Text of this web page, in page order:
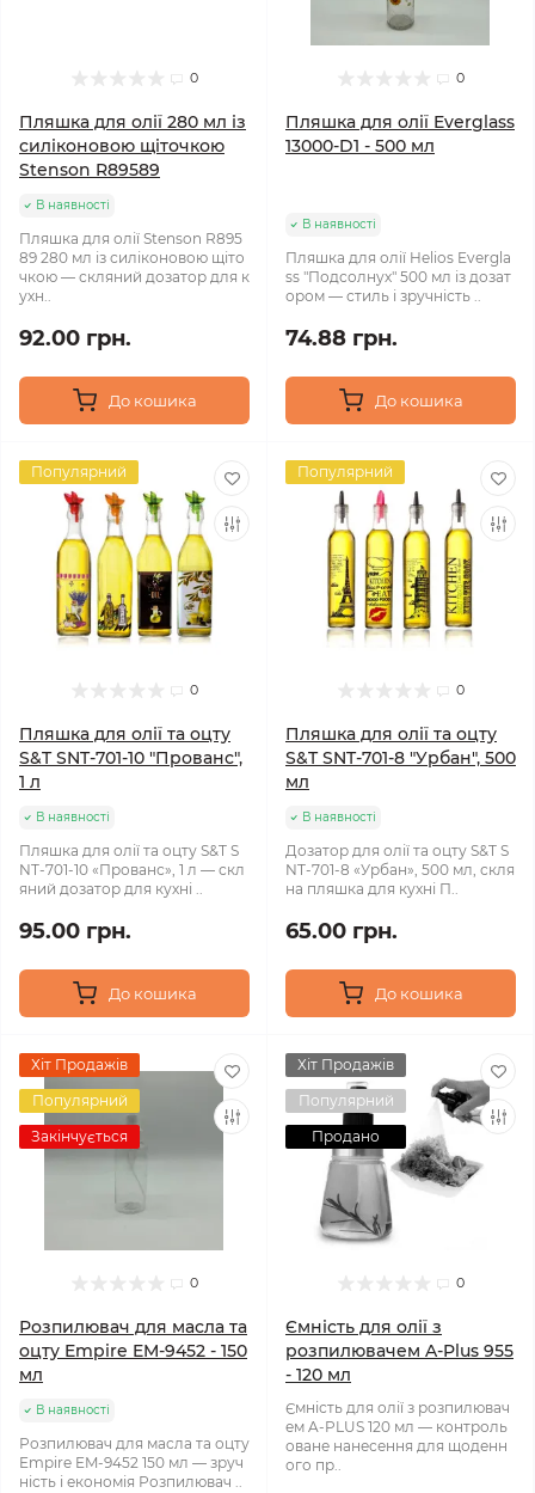
0
Пляшка для олії 280 мл із
силіконовою щіточкою
Stenson R89589
В наявності
Пляшка для олії Stenson R895
89 280 мл із силіконовою щіто
чкою — скляний дозатор для к
ухн..
92.00 грн.
До кошика
0
Пляшка для олії Everglass
13000-D1 - 500 мл
В наявності
Пляшка для олії Helios Evergla
ss "Подсолнух" 500 мл із дозат
ором — стиль і зручність ..
74.88 грн.
До кошика
Популярний
0
Пляшка для олії та оцту
S&T SNT-701-10 "Прованс",
1 л
В наявності
Пляшка для олії та оцту S&T S
NT-701-10 «Прованс», 1 л — скл
яний дозатор для кухні ..
95.00 грн.
До кошика
Популярний
0
Пляшка для олії та оцту
S&T SNT-701-8 "Урбан", 500
мл
В наявності
Дозатор для олії та оцту S&T S
NT-701-8 «Урбан», 500 мл, скля
на пляшка для кухні П..
65.00 грн.
До кошика
Хіт Продажів
Популярний
Закінчується
0
Розпилювач для масла та
оцту Empire EM-9452 - 150
мл
В наявності
Розпилювач для масла та оцту
Empire EM-9452 150 мл — зруч
ність і економія Розпилювач ..
Хіт Продажів
Популярний
Продано
0
Ємність для олії з
розпилювачем A-Plus 955
- 120 мл
Ємність для олії з розпилювач
ем A-PLUS 120 мл — контроль
оване нанесення для щоденн
ого пр..